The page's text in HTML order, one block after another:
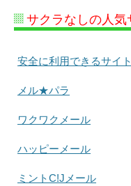
サクラなしの人気
安全に利用できるサイ
メル★パラ
ワクワクメール
ハッピーメール
ミントC!Jメール